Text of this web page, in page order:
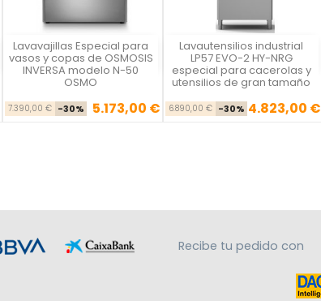
Lavavajillas Especial para
vasos y copas de OSMOSIS
INVERSA modelo N-50
OSMO
Precio base
7.390,00 € -30% Precio
5.173,00 €

Vista rápida Lavautensilios industrial
LP57 EVO-2 HY-NRG
especial para cacerolas y
utensilios de gran tamaño
Precio base
6.890,00 € -30% Precio
4.823,00 €

Vista rápida
Recibe tu pedido con